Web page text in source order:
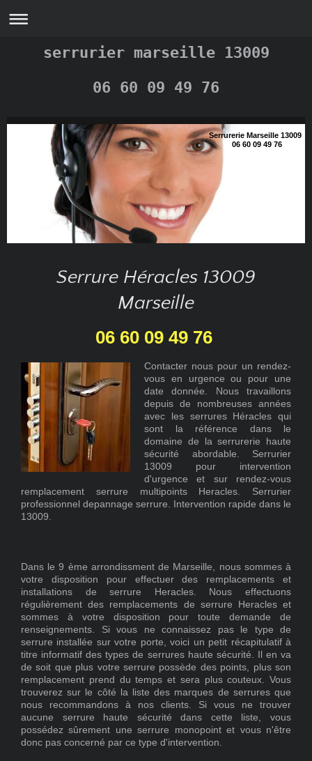
serrurier marseille 13009
06 60 09 49 76
Serrurerie Marseille 13009
06 60 09 49 76
Serrure Héracles 13009
Marseille
06 60 09 49 76
Contacter nous pour un rendez-
vous en urgence ou pour une
date donnée. Nous travaillons
depuis de nombreuses années
avec les serrures Héracles qui
sont la référence dans le
domaine de la serrurerie haute
sécurité abordable. Serrurier
13009 pour intervention
d'urgence et sur rendez-vous
remplacement serrure multipoints Heracles. Serrurier
professionnel depannage serrure. Intervention rapide dans le
13009.
Dans le 9 ème arrondissment de Marseille, nous sommes à
votre disposition pour effectuer des remplacements et
installations de serrure Heracles. Nous effectuons
régulièrement des remplacements de serrure Heracleset
sommes à votre disposition pour toute demande de
renseignements. Si vous ne connaissez pas le type de
serrure installée sur votre porte, voici un petit récapitulatif à
titre informatif des types de serrures haute sécurité. Il en va
de soit que plus votre serrure possède des points, plus son
remplacement prend du temps et sera plus couteux. Vous
trouverez sur le côté la liste des marques de serrures que
nous recommandons à nos clients. Si vous ne trouver
aucune serrure haute sécurité dans cette liste, vous
possédez sûrement une serrure monopoint et vous n'être
donc pas concerné par ce type d'intervention.